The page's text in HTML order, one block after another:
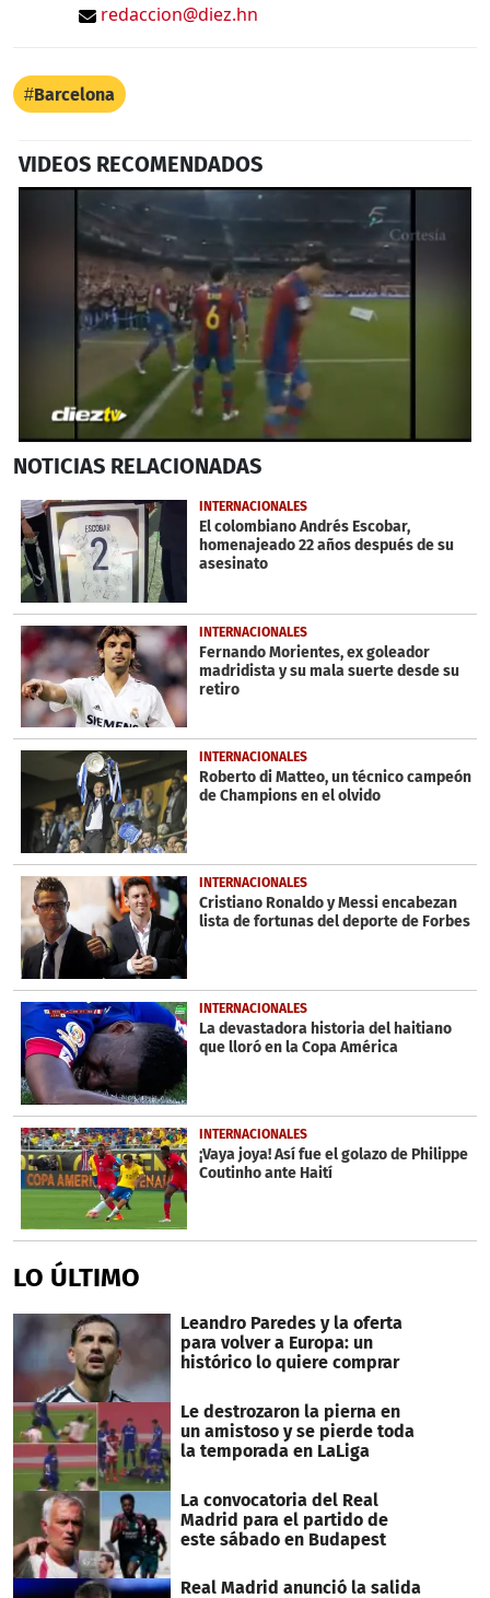
redaccion@diez.hn
Barcelona
VIDEOS RECOMENDADOS
seconds
55
seconds
NOTICIAS RELACIONADAS
INTERNACIONALES
El colombiano Andrés Escobar,
homenajeado 22 años después de su
asesinato
INTERNACIONALES
Fernando Morientes, ex goleador
madridista y su mala suerte desde su
retiro
INTERNACIONALES
Roberto di Matteo, un técnico campeón
de Champions en el olvido
INTERNACIONALES
Cristiano Ronaldo y Messi encabezan
lista de fortunas del deporte de Forbes
INTERNACIONALES
La devastadora historia del haitiano
que lloró en la Copa América
INTERNACIONALES
¡Vaya joya! Así fue el golazo de Philippe
Coutinho ante Haití
LO ÚLTIMO
Leandro Paredes y la oferta
para volver a Europa: un
histórico lo quiere comprar
Le destrozaron la pierna en
un amistoso y se pierde toda
la temporada en LaLiga
La convocatoria del Real
Madrid para el partido de
este sábado en Budapest
Real Madrid anunció la salida